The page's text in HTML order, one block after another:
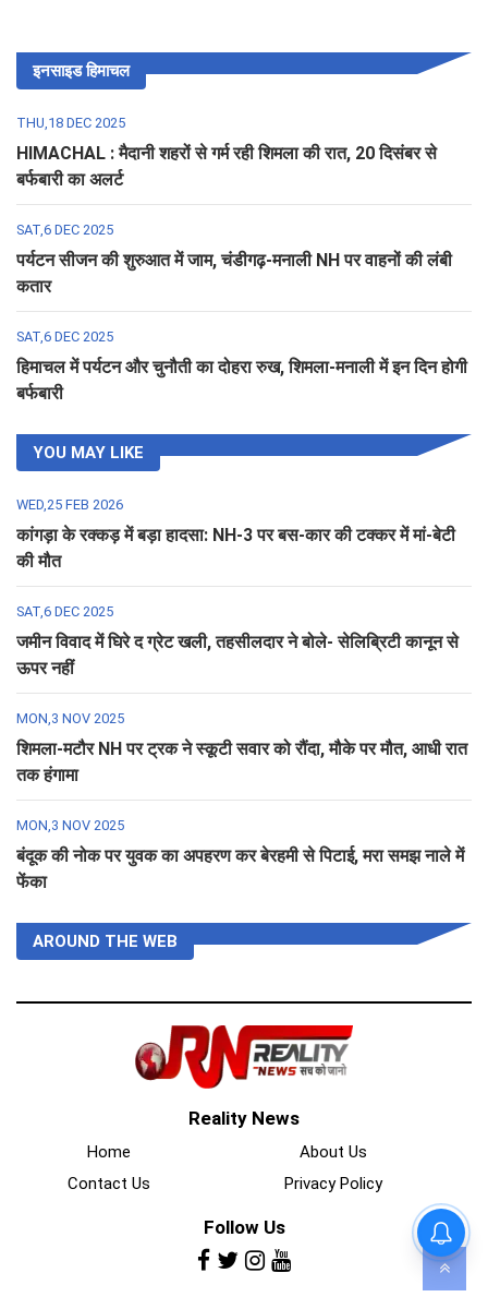
इनसाइड हिमाचल
THU,18 DEC 2025
HIMACHAL : मैदानी शहरों से गर्म रही शिमला की रात, 20 दिसंबर से
बर्फबारी का अलर्ट
SAT,6 DEC 2025
पर्यटन सीजन की शुरुआत में जाम, चंडीगढ़-मनाली NH पर वाहनों की लंबी
कतार
SAT,6 DEC 2025
हिमाचल में पर्यटन और चुनौती का दोहरा रुख, शिमला-मनाली में इन दिन होगी
बर्फबारी
YOU MAY LIKE
WED,25 FEB 2026
कांगड़ा के रक्कड़ में बड़ा हादसा: NH-3 पर बस-कार की टक्कर में मां-बेटी
की मौत
SAT,6 DEC 2025
जमीन विवाद में घिरे द ग्रेट खली, तहसीलदार ने बोले- सेलिब्रिटी कानून से
ऊपर नहीं
MON,3 NOV 2025
शिमला-मटौर NH पर ट्रक ने स्कूटी सवार को रौंदा, मौके पर मौत, आधी रात
तक हंगामा
MON,3 NOV 2025
बंदूक की नोक पर युवक का अपहरण कर बेरहमी से पिटाई, मरा समझ नाले में
फेंका
AROUND THE WEB
Reality News
Home
About Us
Contact Us
Privacy Policy
Follow Us